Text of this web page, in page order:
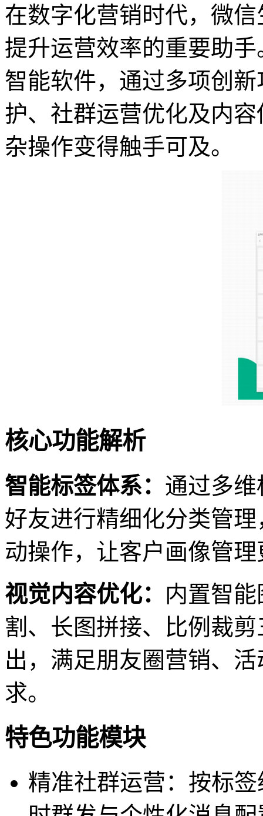
在数字化营销时代，微
提升运营效率的重要助
智能软件，通过多项创
护、社群运营优化及内
杂操作变得触手可及。
核心功能解析
智能标签体系： 通过多维
好友进行精细化分类管
动操作，让客户画像管
视觉内容优化： 内置智
割、长图拼接、比例裁
出，满足朋友圈营销、
求。
特色功能模块
精准社群运营：按标